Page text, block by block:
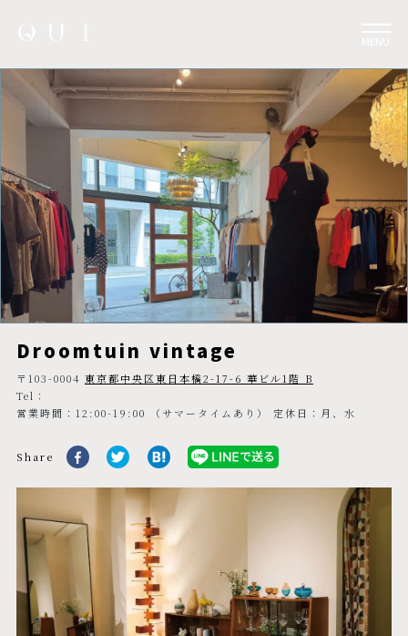
Droomtuin vintage
〒103-0004 東京都中央区東日本橋2-17-6 華ビル1階 B
Tel：
営業時間：12:00-19:00 （サマータイムあり） 定休日：月、水
Share